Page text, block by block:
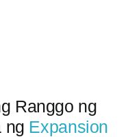
Ranggo ng
ng Expansion